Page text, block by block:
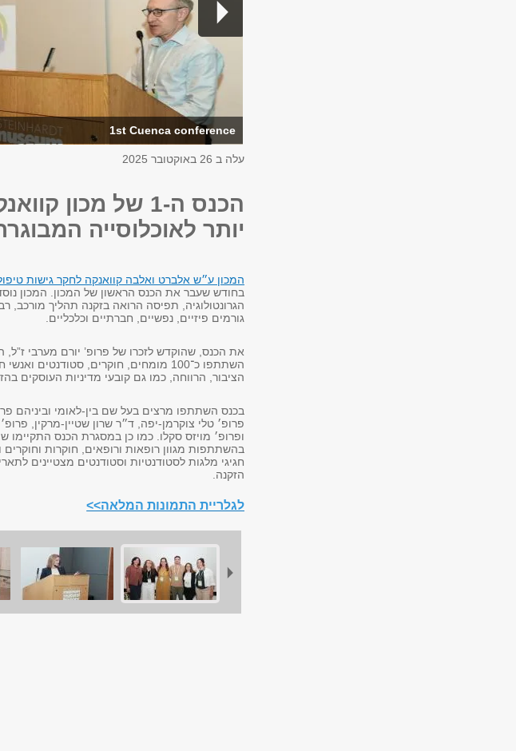
1st Cuenca conference
עלה ב 26 באוקטובר 2025
הכנס ה-1 של מכון
יותר לאוכלוסייה
המכון ע״ש אלברט ואלבה קוואנקה לחקר גישות
בחודש שעבר את הכנס הראשון של המכון. המכון
הגרונטולוגיה, תפיסה הרואה בזקנה תהליך מורכב,
גורמים פיזיים, נפשיים, חברתיים וכלכליים.
את הכנס, שהוקדש לזכרו של פרופ’ יורם מערבי ז”ל,
השתתפו כ־100 מומחים, חוקרים,
הציבור, הרווחה, כמו גם קובעי מדיניות העוסקים
בכנס השתתפו מרצים בעל שם בין-לאומי וביניהם
פרופ׳ טלי צוקרמן-יפה, ד״ר שרון שטיין-מרקין,
ופרופ׳ מויזס סקלו. כמו כן במסגרת הכנס התקיימו
בהשתתפות מגוון רופאות ורופאים, חוקרות וחוקרים
חגיגי מלגות לסטודנטיות וסטודנטים מצטיינים
הזקנה.
לגלריית התמונות המלאה>>